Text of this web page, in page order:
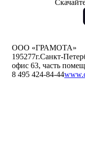
ООО «ГРАМОТА»
195277г.Санкт-
офис 63, часть
8 495 424-84-44